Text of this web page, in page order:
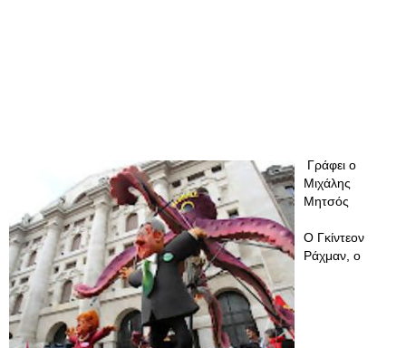
Γράφει ο
Μιχάλης
Μητσός
Ο Γκίντεον
Ράχμαν, ο